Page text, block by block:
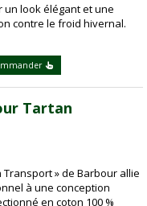
look élégant et une
contre le froid hivernal.
Tartan
Transport » de Barbour allie
à une conception
en coton 100 %